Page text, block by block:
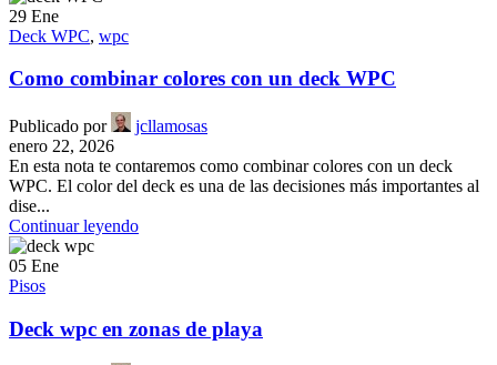
29 Ene
Deck WPC, wpc
Como combinar colores con un deck WPC
Publicado por
jcllamosas
enero 22, 2026
En esta nota te contaremos como combinar colores con un deck
WPC. El color del deck es una de las decisiones más importantes al
dise...
Continuar leyendo
05 Ene
Pisos
Deck wpc en zonas de playa